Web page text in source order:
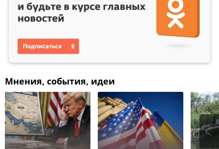
Мнения, события, идеи